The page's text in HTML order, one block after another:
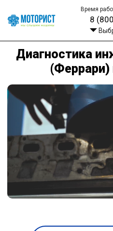
Время
8
Диагностика
(Феррари)